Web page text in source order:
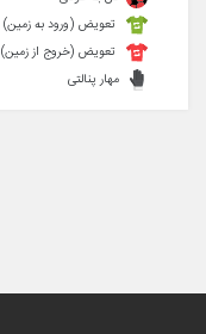
تعویض (ورود به زمین)
تعویض (خروج از زمین)
مهار پنالتی